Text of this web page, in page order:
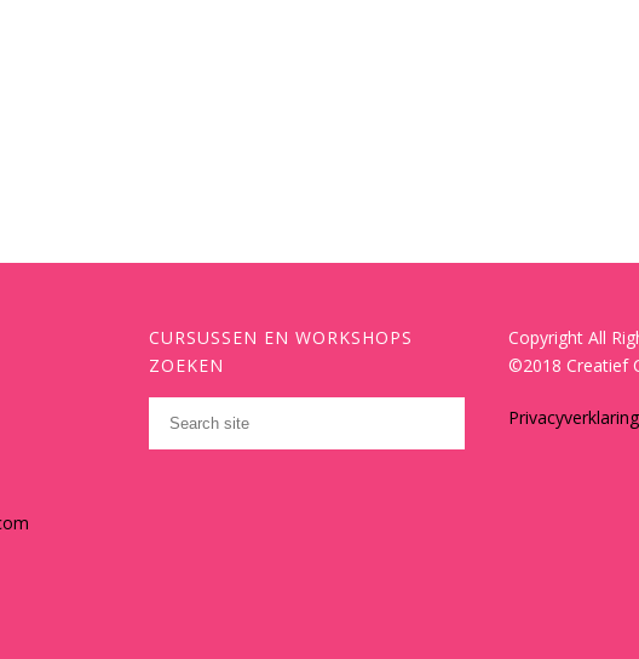
CURSUSSEN EN WORKSHOPS
ZOEKEN
Copyright All
©2018 Creatief
Privacyverklaring